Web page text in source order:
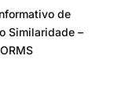
de
Similaridade –